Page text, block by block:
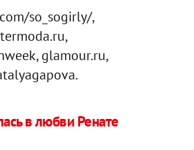
so_sogirly/,
glamour.ru,
в любви Ренате